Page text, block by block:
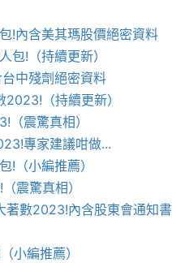
!內含美其瑪股價絕密資料
包!（持續更新）
中殘劑絕密資料
（持續更新）
震驚真相）
專家建議咁做...
!（小編推薦）
震驚真相）
著數2023!內含股東會通知書
小編推薦）